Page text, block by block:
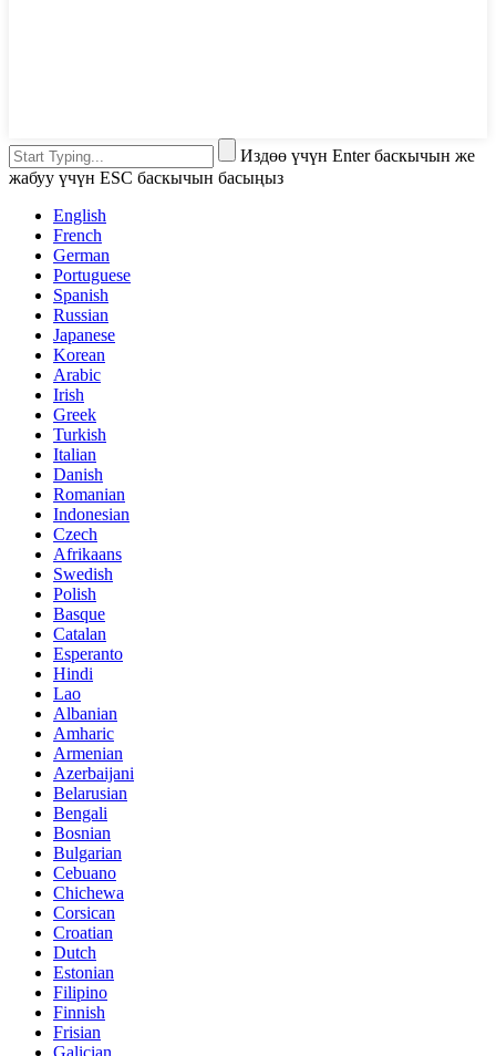
Издөө үчүн Enter баскычын же
жабуу үчүн ESC баскычын басыңыз
English
French
German
Portuguese
Spanish
Russian
Japanese
Korean
Arabic
Irish
Greek
Turkish
Italian
Danish
Romanian
Indonesian
Czech
Afrikaans
Swedish
Polish
Basque
Catalan
Esperanto
Hindi
Lao
Albanian
Amharic
Armenian
Azerbaijani
Belarusian
Bengali
Bosnian
Bulgarian
Cebuano
Chichewa
Corsican
Croatian
Dutch
Estonian
Filipino
Finnish
Frisian